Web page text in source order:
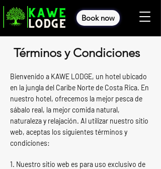
Book now
Términos y Condiciones
Bienvenido a KAWE LODGE, un hotel ubicado
en la jungla del Caribe Norte de Costa Rica. En
nuestro hotel, ofrecemos la mejor pesca de
sábalo real, la mejor comida natural,
naturaleza y relajación. Al utilizar nuestro sitio
web, aceptas los siguientes términos y
condiciones:
1. Nuestro sitio web es para uso exclusivo de